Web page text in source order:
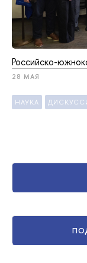
Российско-
28 МАЯ
НАУКА